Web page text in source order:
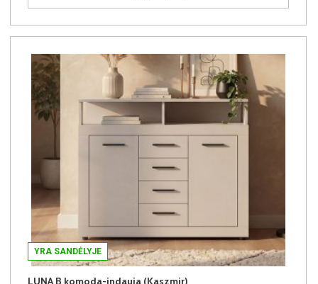
YRA SANDĖLYJE
LUNA B komoda-indauja (Kaszmir)